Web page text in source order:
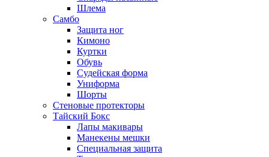
Шлема
Самбо
Защита ног
Кимоно
Куртки
Обувь
Судейская форма
Униформа
Шорты
Стеновые протекторы
Тайский Бокс
Лапы макивары
Манекены мешки
Специальная защита